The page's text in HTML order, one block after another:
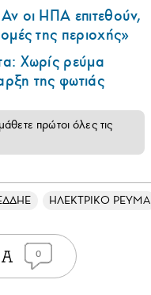
οι ΗΠΑ επιτεθούν,
της περιοχής»
Χωρίς ρεύμα
της φωτιάς
πρώτοι όλες τις
ΗΛΕΚΤΡΙΚΟ ΡΕΥΜΑ
0